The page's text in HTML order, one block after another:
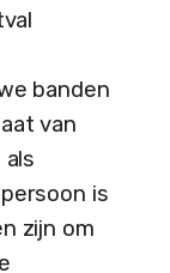
banden
van
is
zijn om